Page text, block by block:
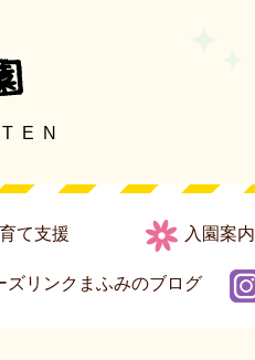
て支援 入園案内
ズリンクまふみのブログ